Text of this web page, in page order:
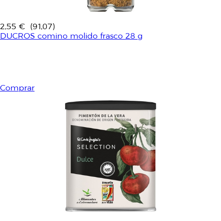
2,55 €
(91,07)
DUCROS comino molido frasco 28 g
Comprar